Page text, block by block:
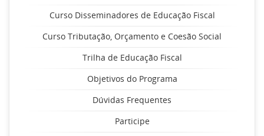
Curso Disseminadores de Educação Fiscal
Curso Tributação, Orçamento e Coesão Social
Trilha de Educação Fiscal
Objetivos do Programa
Dúvidas Frequentes
Participe